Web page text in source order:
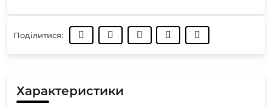
Поділитися:
Характеристики